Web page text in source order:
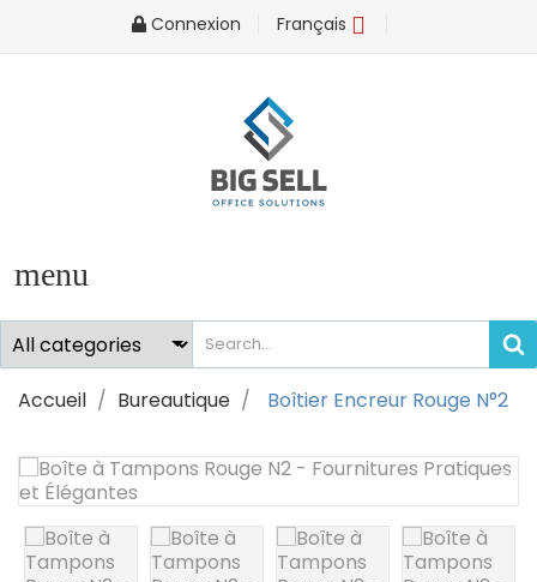
Connexion Français
menu
Accueil Bureautique Boîtier Encreur Rouge N°2
You need to be logged in to save products in your wish